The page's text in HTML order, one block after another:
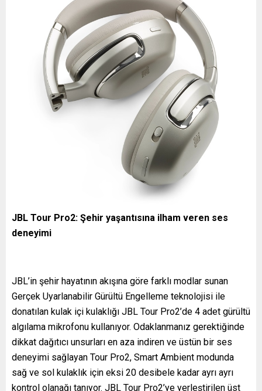
JBL Tour Pro2: Şehir yaşantısına ilham veren ses
deneyimi
JBL’in şehir hayatının akışına göre farklı modlar sunan
Gerçek Uyarlanabilir Gürültü Engelleme teknolojisi ile
donatılan kulak içi kulaklığı JBL Tour Pro2’de 4 adet gürültü
algılama mikrofonu kullanıyor. Odaklanmanız gerektiğinde
dikkat dağıtıcı unsurları en aza indiren ve üstün bir ses
deneyimi sağlayan Tour Pro2, Smart Ambient modunda
sağ ve sol kulaklık için eksi 20 desibele kadar ayrı ayrı
kontrol olanağı tanıyor. JBL Tour Pro2’ye yerleştirilen üst